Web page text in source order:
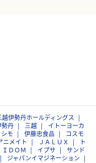
越伊勢丹ホールディングス
勢丹 三越
イトーヨーカ
モ 伊藤忠食品
コスモ
ニメイト ＪＡＬＵＸ
ト
ＩＤＯＭ イプサ
サンド
ジャパンイマジネーション